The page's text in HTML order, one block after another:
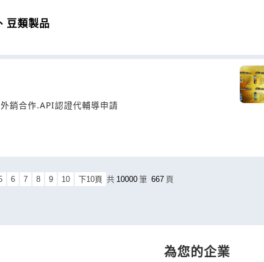
豆類製品
銷合作.API認證代輔導申請
6 7 8 9 10 下10頁 共 10000 筆 667 頁
為您的企業